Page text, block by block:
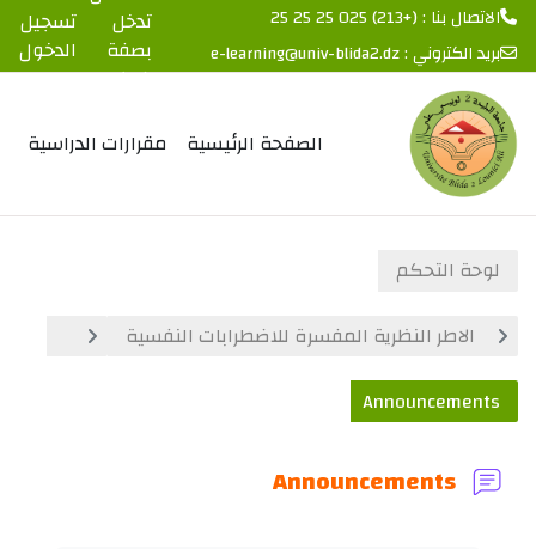
تخطى إلى المحتوى الرئيسي
الاتصال بنا : (+213) 025 25 25 25
بريد الكتروني :e-learning@univ-blida2.dz
تدخل
بصفة
ضيف
تسجيل
الدخول
الصفحة الرئيسية مقرارات الدراسية
لوحة التحكم
الاطر النظرية المفسرة للاضطرابات النفسية
Announcements
Announcements